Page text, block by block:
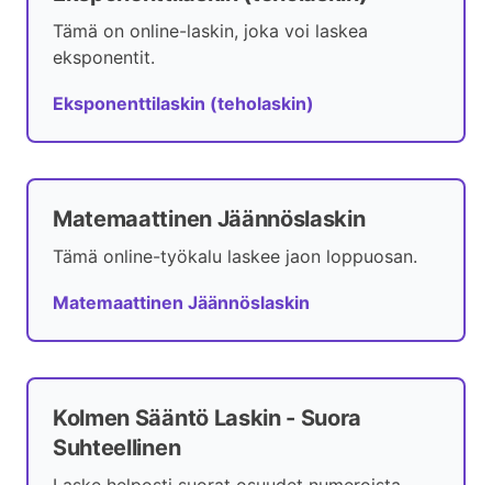
Tämä on online-laskin, joka voi laskea
eksponentit.
Eksponenttilaskin (teholaskin)
Matemaattinen Jäännöslaskin
Tämä online-työkalu laskee jaon loppuosan.
Matemaattinen Jäännöslaskin
Kolmen Sääntö Laskin - Suora
Suhteellinen